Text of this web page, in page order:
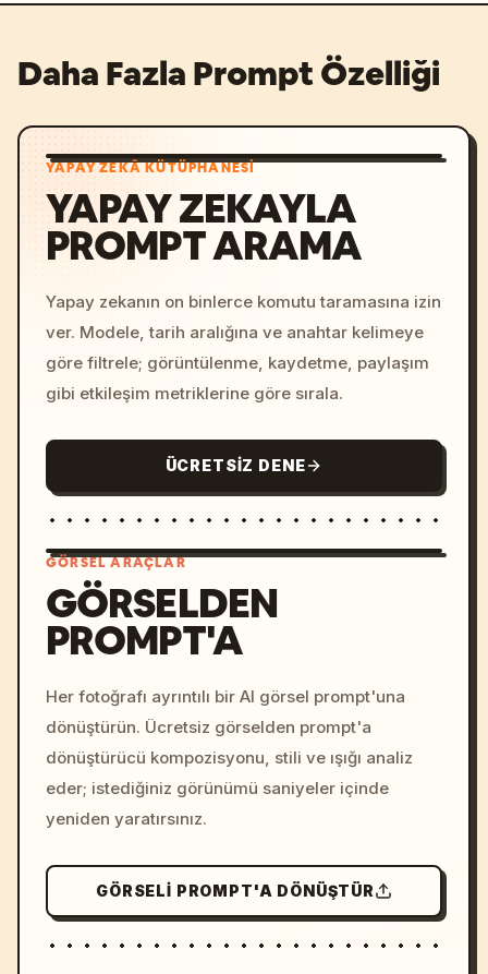
Daha Fazla Prompt Özelliği
YAPAY ZEKÂ KÜTÜPHANESI
YAPAY ZEKAYLA
PROMPT ARAMA
Yapay zekanın on binlerce komutu taramasına izin
ver. Modele, tarih aralığına ve anahtar kelimeye
göre filtrele; görüntülenme, kaydetme, paylaşım
gibi etkileşim metriklerine göre sırala.
ÜCRETSIZ DENE
colors, 8k --v 6.0
GÖRSEL ARAÇLAR
GÖRSELDEN
PROMPT'A
Her fotoğrafı ayrıntılı bir AI görsel prompt'una
dönüştürün. Ücretsiz görselden prompt'a
dönüştürücü kompozisyonu, stili ve ışığı analiz
eder; istediğiniz görünümü saniyeler içinde
yeniden yaratırsınız.
GÖRSELI PROMPT'A DÖNÜŞTÜR